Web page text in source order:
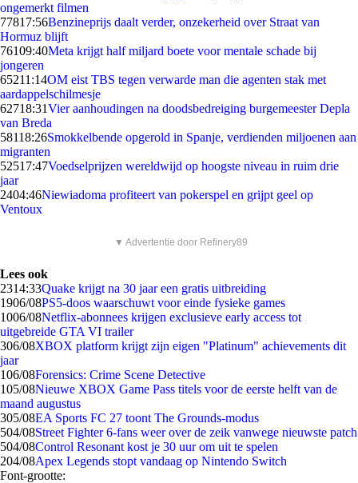
ongemerkt filmen
77817:56Benzineprijs daalt verder, onzekerheid over Straat van
Hormuz blijft
76109:40Meta krijgt half miljard boete voor mentale schade bij
jongeren
65211:14OM eist TBS tegen verwarde man die agenten stak met
aardappelschilmesje
62718:31Vier aanhoudingen na doodsbedreiging burgemeester Depla
van Breda
58118:26Smokkelbende opgerold in Spanje, verdienden miljoenen aan
migranten
52517:47Voedselprijzen wereldwijd op hoogste niveau in ruim drie
jaar
2404:46Niewiadoma profiteert van pokerspel en grijpt geel op
Ventoux
▼ Advertentie door Refinery89
Lees ook
2314:33Quake krijgt na 30 jaar een gratis uitbreiding
1906/08PS5-doos waarschuwt voor einde fysieke games
1006/08Netflix-abonnees krijgen exclusieve early access tot
uitgebreide GTA VI trailer
306/08XBOX platform krijgt zijn eigen "Platinum" achievements dit
jaar
106/08Forensics: Crime Scene Detective
105/08Nieuwe XBOX Game Pass titels voor de eerste helft van de
maand augustus
305/08EA Sports FC 27 toont The Grounds-modus
504/08Street Fighter 6-fans weer over de zeik vanwege nieuwste patch
504/08Control Resonant kost je 30 uur om uit te spelen
204/08Apex Legends stopt vandaag op Nintendo Switch
Font-grootte: